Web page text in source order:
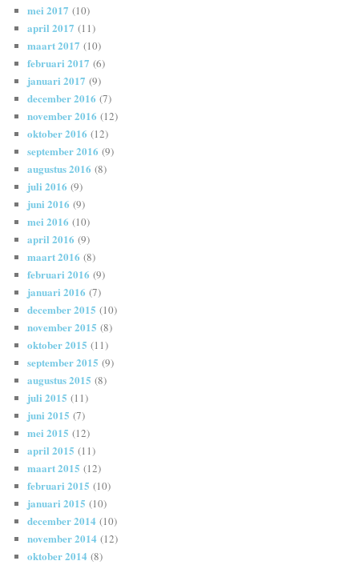
mei 2017 (10)
april 2017 (11)
maart 2017 (10)
februari 2017 (6)
januari 2017 (9)
december 2016 (7)
november 2016 (12)
oktober 2016 (12)
september 2016 (9)
augustus 2016 (8)
juli 2016 (9)
juni 2016 (9)
mei 2016 (10)
april 2016 (9)
maart 2016 (8)
februari 2016 (9)
januari 2016 (7)
december 2015 (10)
november 2015 (8)
oktober 2015 (11)
september 2015 (9)
augustus 2015 (8)
juli 2015 (11)
juni 2015 (7)
mei 2015 (12)
april 2015 (11)
maart 2015 (12)
februari 2015 (10)
januari 2015 (10)
december 2014 (10)
november 2014 (12)
oktober 2014 (8)